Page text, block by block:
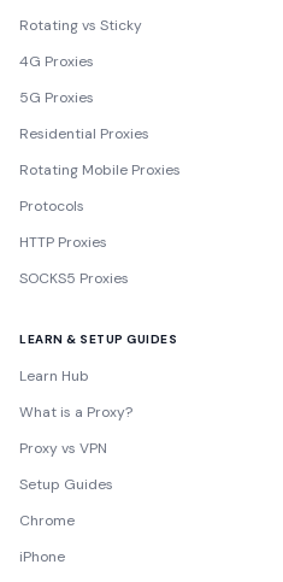
Rotating vs Sticky
4G Proxies
5G Proxies
Residential Proxies
Rotating Mobile Proxies
Protocols
HTTP Proxies
SOCKS5 Proxies
LEARN & SETUP GUIDES
Learn Hub
What is a Proxy?
Proxy vs VPN
Setup Guides
Chrome
iPhone